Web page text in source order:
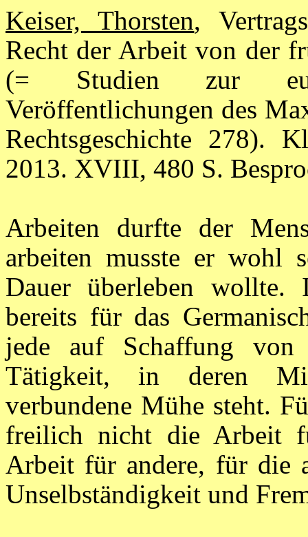
Keiser, Thorsten,
Recht der Arbeit von der
(= Studien zur
Veröffentlichungen des
Rechtsgeschichte 278).
2013. XVIII, 480 S.
Arbeiten durfte der
arbeiten musste er wohl
Dauer überleben wollte.
bereits für das
jede auf Schaffung von
Tätigkeit, in deren
verbundene Mühe steht.
freilich nicht die Arbeit
Arbeit für andere, für die
Unselbständigkeit und